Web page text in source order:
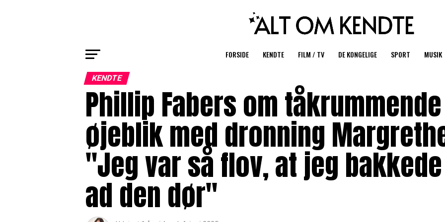
FORSIDE KENDTE FILM / TV DE KONGELIGE SPORT MUSIK
KENDTE
Phillip Fabers om tåkrummende
øjeblik med dronning
"Jeg var så flov, at jeg
ad den dør"